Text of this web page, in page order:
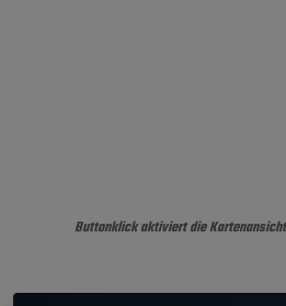
Buttonklick aktiviert die